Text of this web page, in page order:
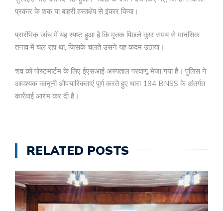
प्रकार के शक या बाहरी हस्तक्षेप से इंकार किया।
प्रारंभिक जांच में यह स्पष्ट हुआ है कि मृतक पिछले कुछ समय से मानसिक
तनाव में चल रहा था, जिसके चलते उसने यह कदम उठाया।
शव को पोस्टमार्टम के लिए ईएसआई अस्पताल परवाणू भेजा गया है। पुलिस ने
आवश्यक कानूनी औपचारिकताएं पूर्ण करते हुए धारा 194 BNSS के अंतर्गत
कार्रवाई आरंभ कर दी है।
RELATED POSTS